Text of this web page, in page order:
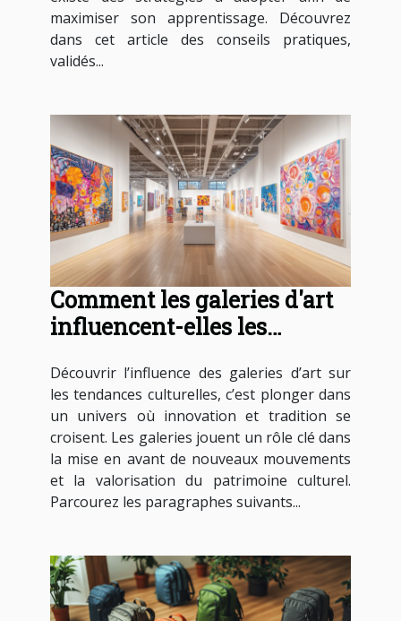
maximiser son apprentissage. Découvrez
dans cet article des conseils pratiques,
validés...
Comment les galeries d'art
influencent-elles les
Découvrir l’influence des galeries d’art sur
les tendances culturelles, c’est plonger dans
un univers où innovation et tradition se
croisent. Les galeries jouent un rôle clé dans
la mise en avant de nouveaux mouvements
et la valorisation du patrimoine culturel.
Parcourez les paragraphes suivants...